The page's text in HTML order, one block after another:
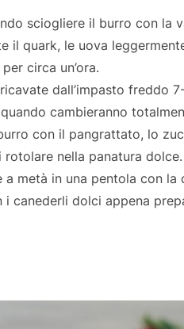
sciogliere il burro con la
il quark, le uova
circa un’ora.
dall’impasto freddo
cambieranno
con il pangrattato, lo
nella panatura dolce.
metà in una pentola con
i canederli dolci appena